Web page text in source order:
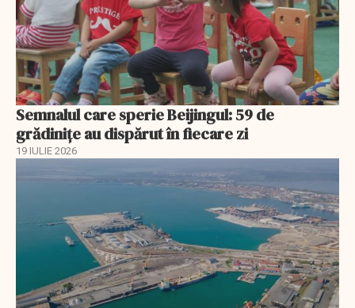
Semnalul care sperie Beijingul: 59 de
grădinițe au dispărut în fiecare zi
19 IULIE 2026